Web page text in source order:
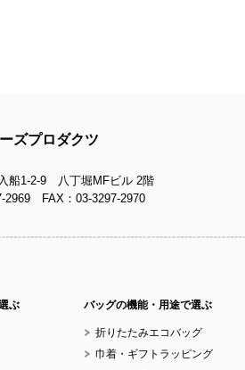
ズプロダクツ
船1-2-9 八丁堀MFビル 2階
2969 FAX：03-3297-2970
ぶ バッグの機能・用途で選ぶ
折りたたみエコバッグ
巾着・ギフトラッピング